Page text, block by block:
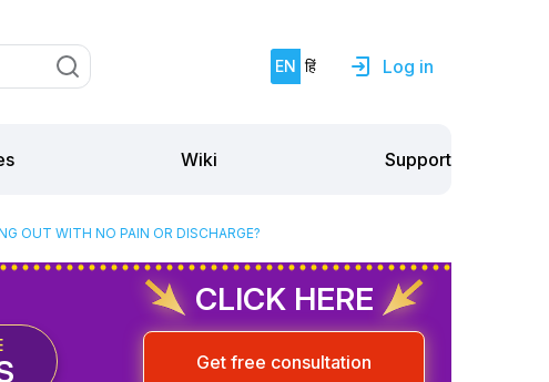
EN हिं Log in
Wiki Support
OUT WITH NO PAIN OR DISCHARGE?
CLICK HERE
Get free consultation